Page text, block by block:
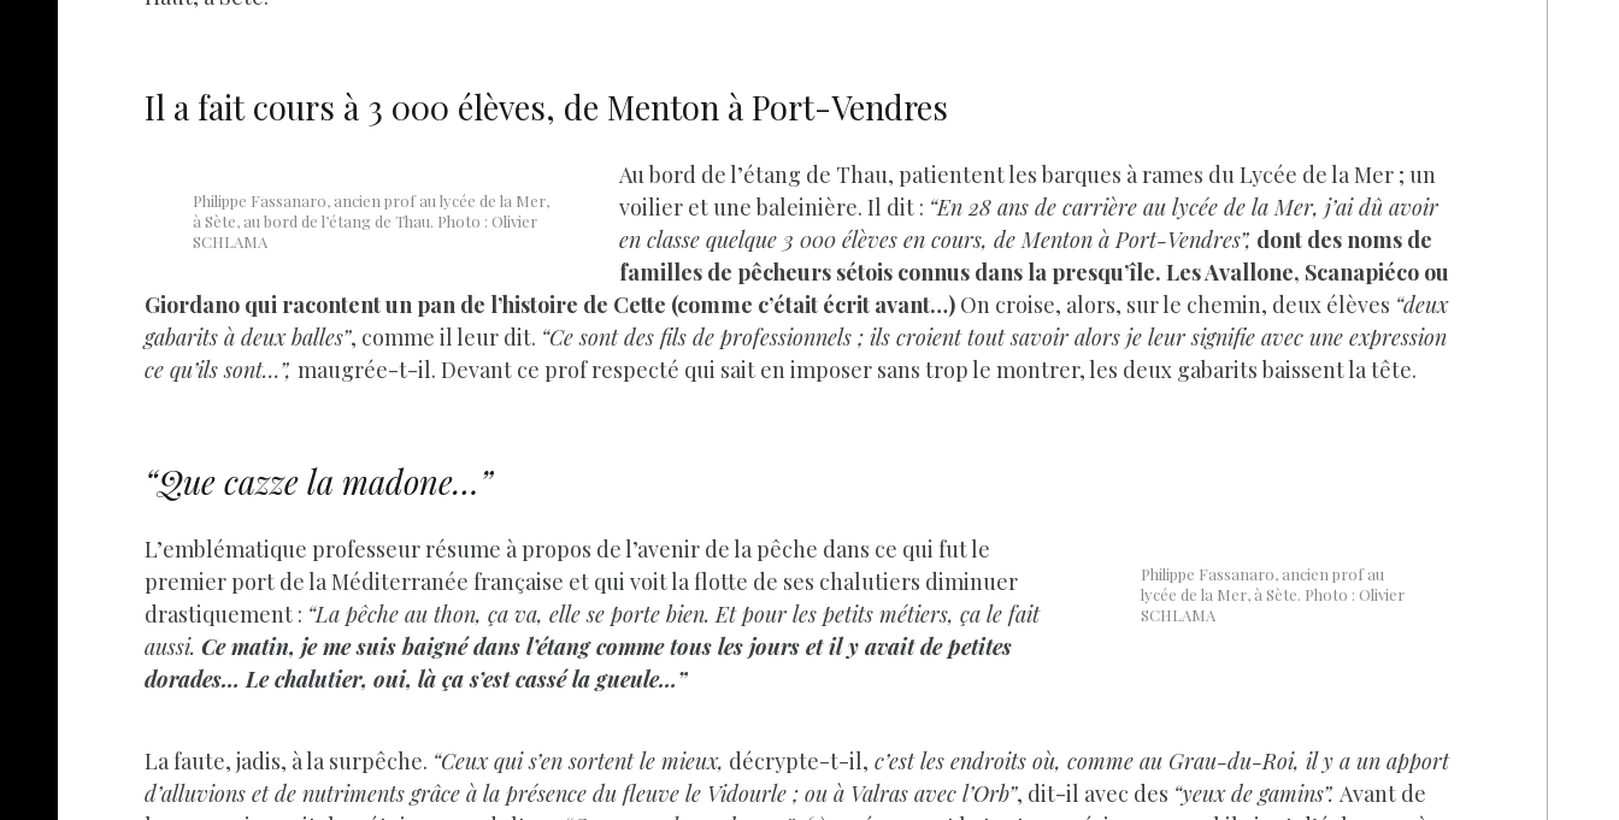
Il a fait cours à 3 000 élèves, de Menton à Port-Vendres
Philippe Fassanaro, ancien prof au lycée de la Mer,
à Sète, au bord de l’étang de Thau. Photo : Olivier
SCHLAMA
Au bord de l’étang de Thau, patientent les barques à rames du Lycée de la Mer ; un
voilier et une baleinière. Il dit : “En 28 ans de carrière au lycée de la Mer, j’ai dû avoir
en classe quelque 3 000 élèves en cours, de Menton à Port-Vendres”, dont des noms de
familles de pêcheurs sétois connus dans la presqu’île. Les Avallone, Scanapiéco ou
Giordano qui racontent un pan de l’histoire de Cette (comme c’était écrit avant…) On croise, alors, sur le chemin, deux élèves “deux
gabarits à deux balles”, comme il leur dit. “Ce sont des fils de professionnels ; ils croient tout savoir alors je leur signifie avec une expression
ce qu’ils sont…”, maugrée-t-il. Devant ce prof respecté qui sait en imposer sans trop le montrer, les deux gabarits baissent la tête.
“Que cazze la madone…”
Philippe Fassanaro, ancien prof au
lycée de la Mer, à Sète. Photo : Olivier
SCHLAMA
L’emblématique professeur résume à propos de l’avenir de la pêche dans ce qui fut le
premier port de la Méditerranée française et qui voit la flotte de ses chalutiers diminuer
drastiquement : “La pêche au thon, ça va, elle se porte bien. Et pour les petits métiers, ça le fait
aussi. Ce matin, je me suis baigné dans l’étang comme tous les jours et il y avait de petites
dorades… Le chalutier, oui, là ça s’est cassé la gueule…”
La faute, jadis, à la surpêche. “Ceux qui s’en sortent le mieux, décrypte-t-il, c’est les endroits où, comme au Grau-du-Roi, il y a un apport
d’alluvions et de nutriments grâce à la présence du fleuve le Vidourle ; ou à Valras avec l’Orb”, dit-il avec des “yeux de gamins”. Avant de